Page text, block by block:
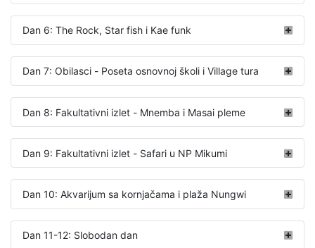
Dan 6: The Rock, Star fish i Kae funk
Dan 7: Obilasci - Poseta osnovnoj školi i Village tura
Dan 8: Fakultativni izlet - Mnemba i Masai pleme
Dan 9: Fakultativni izlet - Safari u NP Mikumi
Dan 10: Akvarijum sa kornjačama i plaža Nungwi
Dan 11-12: Slobodan dan